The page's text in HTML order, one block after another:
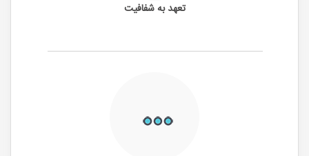
تعهد به شفافیت